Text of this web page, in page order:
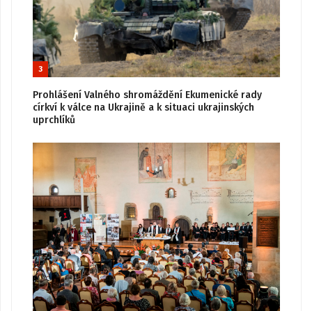
3
Prohlášení Valného shromáždění Ekumenické rady
církví k válce na Ukrajině a k situaci ukrajinských
uprchlíků